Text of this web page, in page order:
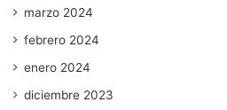
marzo 2024
febrero 2024
enero 2024
diciembre 2023